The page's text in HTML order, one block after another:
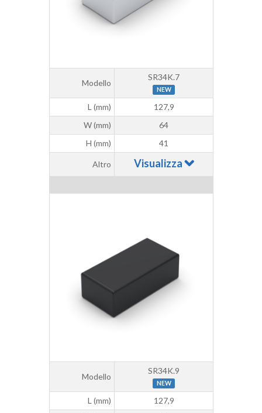
Modello
SR34K.7
NEW
L (mm)
127,9
W (mm)
64
H (mm)
41
Altro Visualizza
Modello
SR34K.9
NEW
L (mm)
127,9